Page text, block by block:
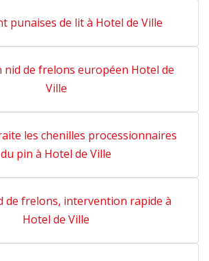
punaises de lit à Hotel de Ville
de frelons européen Hotel de
Ville
les chenilles processionnaires
du pin à Hotel de Ville
de frelons, intervention rapide à
Hotel de Ville